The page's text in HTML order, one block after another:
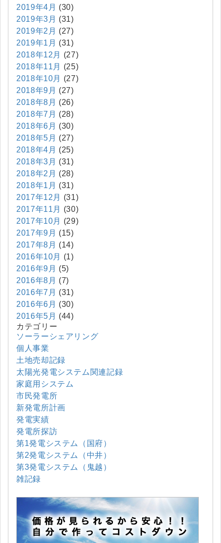
2019年4月 (30)
2019年3月 (31)
2019年2月 (27)
2019年1月 (31)
2018年12月
(27)
2018年11月
(25)
2018年10月
(27)
2018年9月 (27)
2018年8月 (26)
2018年7月 (28)
2018年6月 (30)
2018年5月 (27)
2018年4月 (25)
2018年3月 (31)
2018年2月 (28)
2018年1月 (31)
2017年12月
(31)
2017年11月
(30)
2017年10月
(29)
2017年9月 (15)
2017年8月 (14)
2016年10月
(1)
2016年9月 (5)
2016年8月 (7)
2016年7月 (31)
2016年6月 (30)
2016年5月 (44)
カテゴリー
ソーラーシェアリング
個人事業
土地売却記録
太陽光発電システム関連記録
家庭用システム
市民発電所
新発電所計画
発電実績
発電所探訪
第1発電システム（国府）
第2発電システム（中井）
第3発電システム（鬼越）
雑記録